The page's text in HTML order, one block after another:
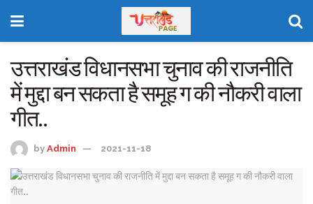
उत्तराखंड विधानसभा चुनाव की राजनीति
में मुद्दा बन सकता है समूह ग की नौकरी वाला
गीत..
by Admin 2021-11-18